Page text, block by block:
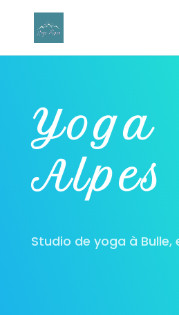
Yoga
Alpes
Studio de yoga à Bulle,